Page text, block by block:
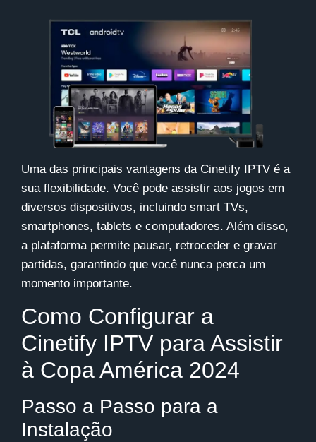
Uma das principais vantagens da Cinetify IPTV é a
sua flexibilidade. Você pode assistir aos jogos em
diversos dispositivos, incluindo smart TVs,
smartphones, tablets e computadores. Além disso,
a plataforma permite pausar, retroceder e gravar
partidas, garantindo que você nunca perca um
momento importante.
Como Configurar a
Cinetify IPTV para Assistir
à Copa América 2024
Passo a Passo para a
Instalação